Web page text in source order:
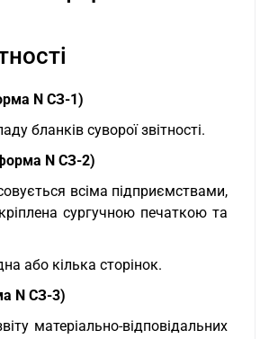
N СЗ-1)
бланків суворої звітності.
N СЗ-2)
всіма підприємствами,
сургучною печаткою та
або кілька сторінок.
N СЗ-3)
матеріально-відповідальних